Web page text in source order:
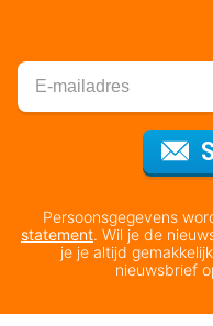
Persoonsgegevens
statement. Wil je de
je je altijd
nieuwsbrief